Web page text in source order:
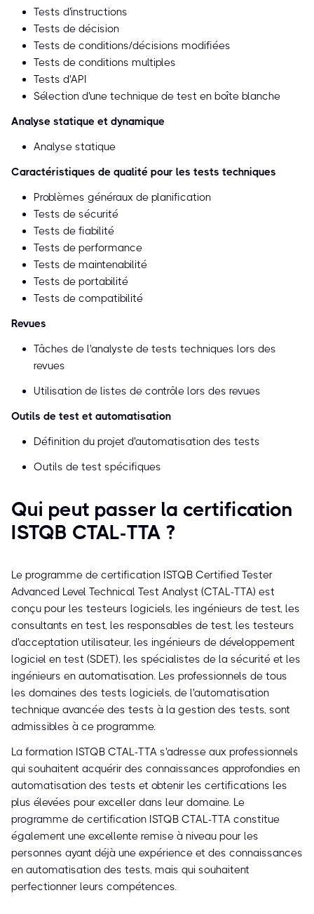
Tests d'instructions
Tests de décision
Tests de conditions/décisions modifiées
Tests de conditions multiples
Tests d'API
Sélection d'une technique de test en boîte blanche
Analyse statique et dynamique
Analyse statique
Caractéristiques de qualité pour les tests techniques
Problèmes généraux de planification
Tests de sécurité
Tests de fiabilité
Tests de performance
Tests de maintenabilité
Tests de portabilité
Tests de compatibilité
Revues
Tâches de l'analyste de tests techniques lors des
revues
Utilisation de listes de contrôle lors des revues
Outils de test et automatisation
Définition du projet d'automatisation des tests
Outils de test spécifiques
Qui peut passer la certification
ISTQB CTAL-TTA ?
Le programme de certification ISTQB Certified Tester
Advanced Level Technical Test Analyst (CTAL-TTA) est
conçu pour les testeurs logiciels, les ingénieurs de test, les
consultants en test, les responsables de test, les testeurs
d'acceptation utilisateur, les ingénieurs de développement
logiciel en test (SDET), les spécialistes de la sécurité et les
ingénieurs en automatisation. Les professionnels de tous
les domaines des tests logiciels, de l'automatisation
technique avancée des tests à la gestion des tests, sont
admissibles à ce programme.
La formation ISTQB CTAL-TTA s'adresse aux professionnels
qui souhaitent acquérir des connaissances approfondies en
automatisation des tests et obtenir les certifications les
plus élevées pour exceller dans leur domaine. Le
programme de certification ISTQB CTAL-TTA constitue
également une excellente remise à niveau pour les
personnes ayant déjà une expérience et des connaissances
en automatisation des tests, mais qui souhaitent
perfectionner leurs compétences.